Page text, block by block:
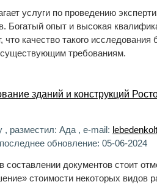
услуги по проведению
Богатый опыт и высокая
что качество такого исследования
существующим требованиям.
зданий и конструкций
, разместил: Ада , e-mail:
обновление: 05-06-2024
документов стоит
стоимости некоторых видов